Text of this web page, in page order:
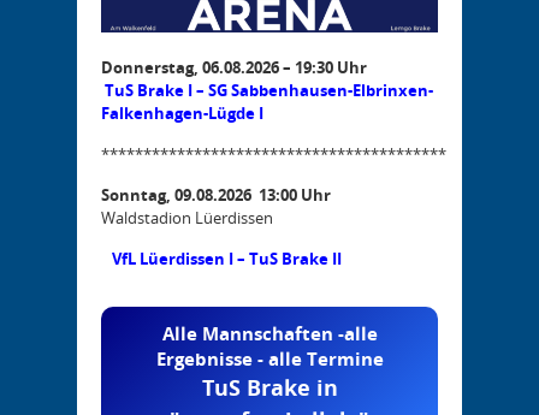
Donnerstag, 06.08.2026 – 19:30 Uhr
TuS Brake I – SG Sabbenhausen-Elbrinxen-
Falkenhagen-Lügde I
*****************************************
Sonntag, 09.08.2026 13:00 Uhr
Waldstadion Lüerdissen
VfL Lüerdissen I – TuS Brake II
Alle Mannschaften -alle
Ergebnisse - alle Termine
TuS Brake in